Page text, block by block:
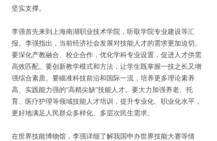
坚实支撑。
李强首先来到上海南湖职业技术学院，听取学院专业建设等汇
报。李强指出，当前经济社会发展对技能人才的需求更加迫切。
要深化产教融合、校企合作，优化学科专业设置，促进人才供需
高效匹配。要创新教学模式和方法，让学生既掌握一技之长又增
强综合素质。要瞄准科技前沿和国际一流，培养更多理论素养
高、实践能力强的“高精尖缺”技能人才。要大力加强养老、托
育、医疗护理等领域技能人才培训，提升专业化、职业化水平，
更好地满足人民群众多样化、多层次民生需求。
在世界技能博物馆，李强详细了解我国申办世界技能大赛等情